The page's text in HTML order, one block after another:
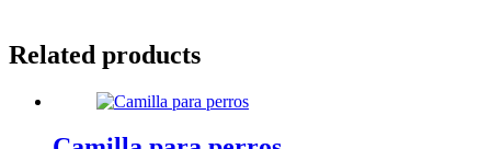
Related products